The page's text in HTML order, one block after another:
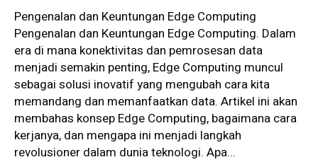
Pengenalan dan Keuntungan Edge Computing
Pengenalan dan Keuntungan Edge Computing. Dalam
era di mana konektivitas dan pemrosesan data
menjadi semakin penting, Edge Computing muncul
sebagai solusi inovatif yang mengubah cara kita
memandang dan memanfaatkan data. Artikel ini akan
membahas konsep Edge Computing, bagaimana cara
kerjanya, dan mengapa ini menjadi langkah
revolusioner dalam dunia teknologi. Apa...